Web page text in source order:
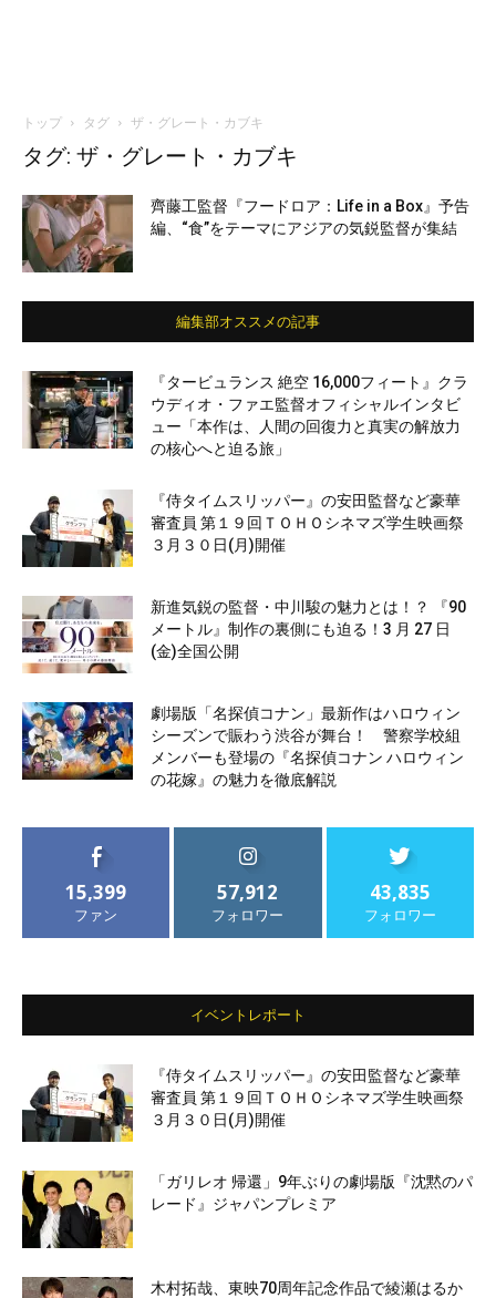
トップ タグ ザ・グレート・カブキ
タグ: ザ・グレート・カブキ
齊藤工監督『フードロア：Life in a Box』予告
編、“食”をテーマにアジアの気鋭監督が集結
編集部オススメの記事
『タービュランス 絶空 16,000フィート』クラ
ウディオ・ファエ監督オフィシャルインタビ
ュー「本作は、人間の回復力と真実の解放力
の核心へと迫る旅」
『侍タイムスリッパー』の安田監督など豪華
審査員 第１９回ＴＯＨＯシネマズ学生映画祭
３月３０日(月)開催
新進気鋭の監督・中川駿の魅力とは！？ 『90
メートル』制作の裏側にも迫る！3 月 27 日
(金)全国公開
劇場版「名探偵コナン」最新作はハロウィン
シーズンで賑わう渋谷が舞台！ 警察学校組
メンバーも登場の『名探偵コナン ハロウィン
の花嫁』の魅力を徹底解説
15,399
ファン
57,912
フォロワー
43,835
フォロワー
イベントレポート
『侍タイムスリッパー』の安田監督など豪華
審査員 第１９回ＴＯＨＯシネマズ学生映画祭
３月３０日(月)開催
「ガリレオ 帰還」9年ぶりの劇場版『沈黙のパ
レード』ジャパンプレミア
木村拓哉、東映70周年記念作品で綾瀬はるか